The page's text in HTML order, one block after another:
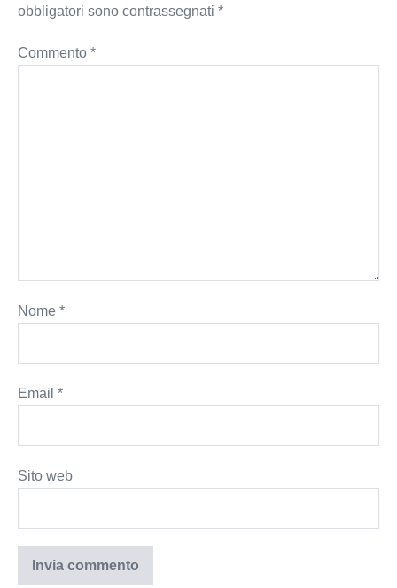
obbligatori sono contrassegnati *
Commento *
Nome *
Email *
Sito web